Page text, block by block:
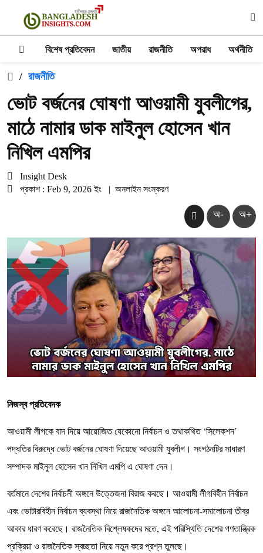
বিশেষ প্রতিবেদন জাতীয় রাজনীতি অপরাধ অর্থনীতি
/ রাজনীতি
ভোট বর্জনের ঘোষণা আওয়ামী যুবলীগের,
মাঠে নামার ডাক মাইনুল হোসেন খান
নিখিল এমপির
Insight Desk
প্রকাশ : Feb 9, 2026 ইং
| অনলাইন সংস্করণ
অ- অ+
নিজস্ব প্রতিবেদক
আওয়ামী লীগকে বাদ দিয়ে আয়োজিত যেকোনো নির্বাচন ও তথাকথিত ‘সিলেকশন’
পদ্ধতির বিরুদ্ধে ভোট বর্জনের ঘোষণা দিয়েছে আওয়ামী যুবলীগ। সংগঠনটির সাধারণ
সম্পাদক মাইনুল হোসেন খান নিখিল এমপি এ ঘোষণা দেন।
বর্তমানে দেশের নির্বাচনী অঙ্গনে উত্তেজনা বিরাজ করছে। আওয়ামী লীগবিহীন নির্বাচন
এবং ভোটারবিহীন নির্বাচন ব্যবস্থা নিয়ে রাজনৈতিক অঙ্গনে আলোচনা-সমালোচনা তীব্র
আকার ধারণ করেছে। রাজনৈতিক বিশ্লেষকদের মতে, এই পরিস্থিতি দেশের গণতান্ত্রিক
প্রক্রিয়া ও রাজনৈতিক স্বচ্ছতা নিয়ে নতুন করে প্রশ্ন তুলছে।